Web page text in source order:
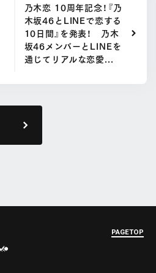
乃木恋 10周年記念！『乃
木坂46とLINEで恋する
10日間』を発表！ 乃木
坂46メンバーとLINEを
通じてリアルな恋愛...
PAGETOP